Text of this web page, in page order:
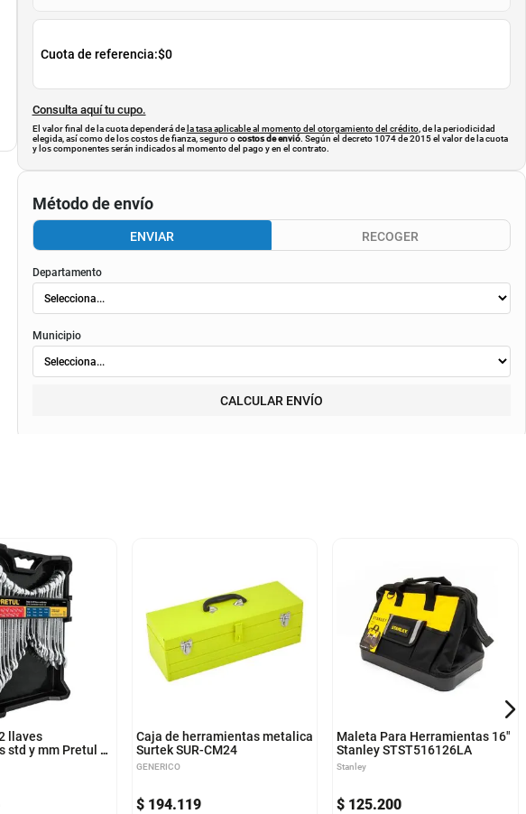
Cuota de referencia:$0
Consulta aquí tu cupo.
El valor final de la cuota dependerá de la tasa aplicable al momento del otorgamiento del crédito, de la periodicidad
elegida, así como de los costos de fianza, seguro ocostos de envió. Según el decreto 1074 de 2015 el valor de la cuota
y los componentes serán indicados al momento del pago y en el contrato.
Método de envío
ENVIAR RECOGER
Departamento
Municipio
CALCULAR ENVÍO
llaves
std y mm Pretul J-
Caja de herramientas metalica
Surtek SUR-CM24
GENERICO
$ 194.119
Maleta Para Herramientas 16"
Stanley STST516126LA
Stanley
$ 125.200